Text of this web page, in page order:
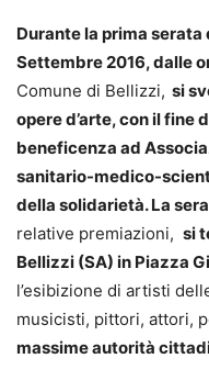
Durante la prima serata
Settembre 2016, dalle
Comune di Bellizzi, si
opere d’arte,con il fine
beneficenza ad
sanitario-medico-
della solidarietà. La
relative premiazioni, si
Bellizzi (SA) in Piazza
l’esibizione di artisti
musicisti, pittori, attori,
massime autorità